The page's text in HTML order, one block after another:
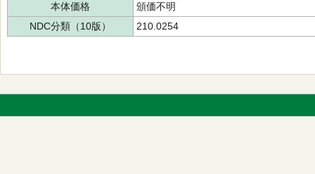
本体価格
頒価不明
NDC分類（10版）
210.0254